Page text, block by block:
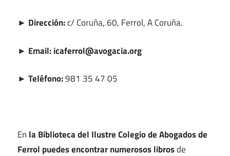
► Dirección:c/ Coruña, 60, Ferrol, A Coruña.
► Email: icaferrol@avogacia.org
► Teléfono:981 35 47 05
En la Biblioteca del Ilustre Colegio de Abogados de
Ferrol puedes encontrar numerosos librosde